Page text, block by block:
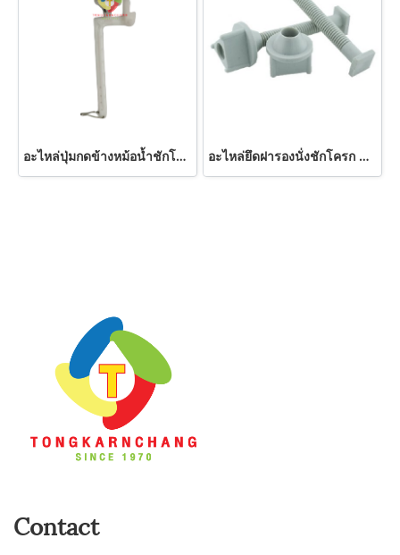
อะไหล่ปุ่มกดข้างหม้อน้ำชักโครก AMAZON อะไหล่ยึดฝารองนั่งชักโครก NY-09 AMAZON
Contact